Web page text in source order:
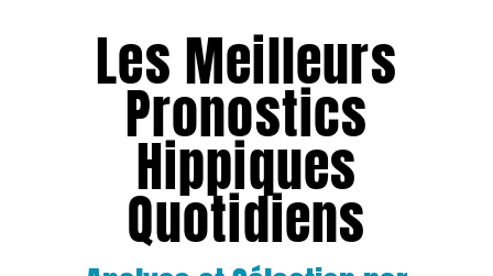
Les Meilleurs
Pronostics
Hippiques
Quotidiens